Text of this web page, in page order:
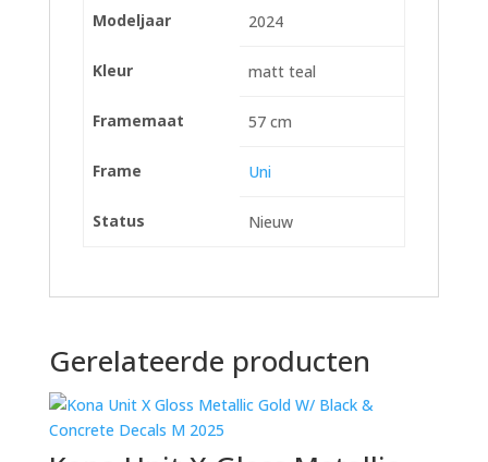
Modeljaar 2024
Kleur matt teal
Framemaat 57 cm
Frame Uni
Status Nieuw
Gerelateerde producten